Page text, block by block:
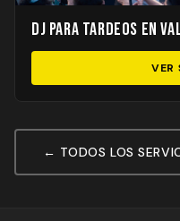
DJ para Tardeos en
VER
← TODOS LOS